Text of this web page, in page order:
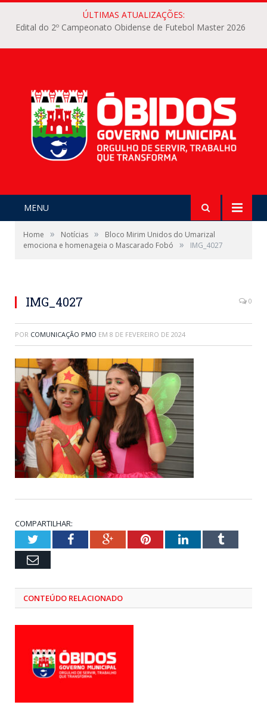
ÚLTIMAS ATUALIZAÇÕES:
Edital do 2º Campeonato Obidense de Futebol Master 2026
MENU
Home » Notícias »
Bloco Mirim Unidos do Umarizal
emociona e homenageia o Mascarado Fobó
» IMG_4027
IMG_4027 0
POR COMUNICAÇÃO PMO EM 8 DE FEVEREIRO DE 2024
COMPARTILHAR:
TwitterFacebookGoogle+PinterestLinkedInTumblr
Email
CONTEÚDO RELACIONADO